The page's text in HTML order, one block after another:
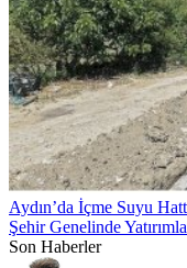
Aydın’da İçme Suyu
Şehir Genelinde
Son Haberler